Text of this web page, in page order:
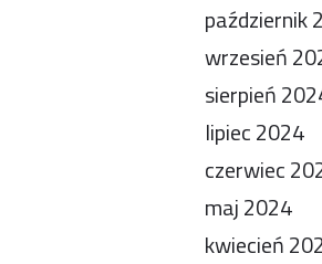
październik
wrzesień
sierpień
lipiec 2024
czerwiec
maj 2024
kwiecień